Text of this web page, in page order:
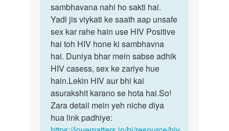
ji
kya
hiv
kapdo
NAA…
by
Rahul
jo
sthiti
aap…
sambhavana nahi ho sakti hai.
Yadi jis viykati ke saath aap unsafe
sex kar rahe hain use HIV Positive
hai toh HIV hone ki sambhavna
hai. Duniya bhar mein sabse adhik
HIV casess, sex ke zariye hue
hain.Lekin HIV aur bhi kai
asurakshit karano se hota hai.So!
Zara detail mein yeh niche diya
hua link padhiye: